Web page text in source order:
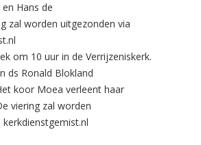
Hans de
zal worden uitgezonden via
om 10 uur in de Verrijzeniskerk.
ds Ronald Blokland
koor Moea verleent haar
viering zal worden